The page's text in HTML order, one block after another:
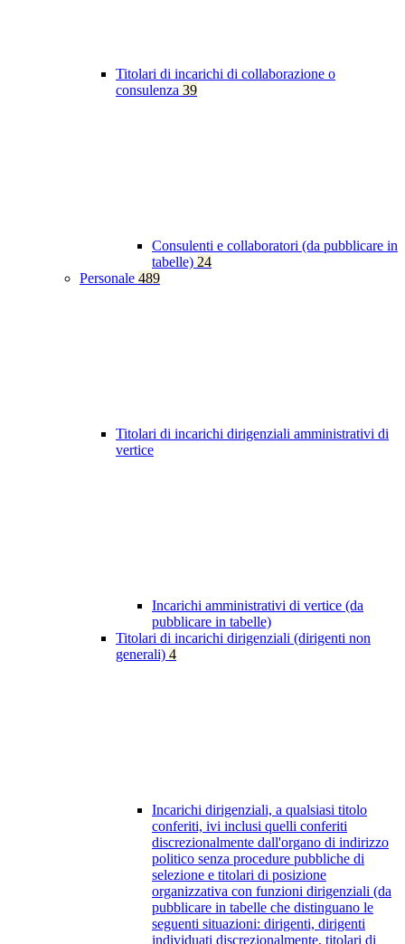
Titolari di incarichi di collaborazione o
consulenza 39
Consulenti e collaboratori (da pubblicare in
tabelle) 24
Personale 489
Titolari di incarichi dirigenziali amministrativi di
vertice
Incarichi amministrativi di vertice (da
pubblicare in tabelle)
Titolari di incarichi dirigenziali (dirigenti non
generali) 4
Incarichi dirigenziali, a qualsiasi titolo
conferiti, ivi inclusi quelli conferiti
discrezionalmente dall'organo di indirizzo
politico senza procedure pubbliche di
selezione e titolari di posizione
organizzativa con funzioni dirigenziali (da
pubblicare in tabelle che distinguano le
seguenti situazioni: dirigenti, dirigenti
individuati discrezionalmente, titolari di